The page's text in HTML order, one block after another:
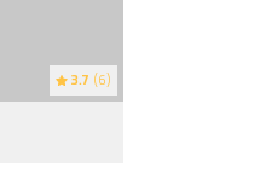
3.7 (6)